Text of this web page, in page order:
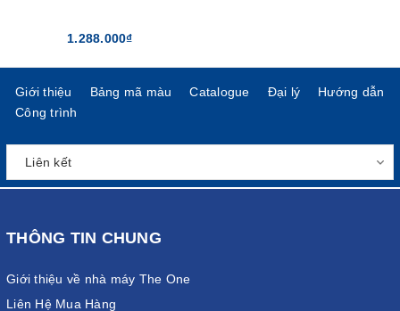
1.288.000₫
Giới thiệu Bảng mã màu Catalogue Đại lý
Hướng dẫn
Công trình
THÔNG TIN CHUNG
Giới thiệu về nhà máy The One
Liên Hệ Mua Hàng